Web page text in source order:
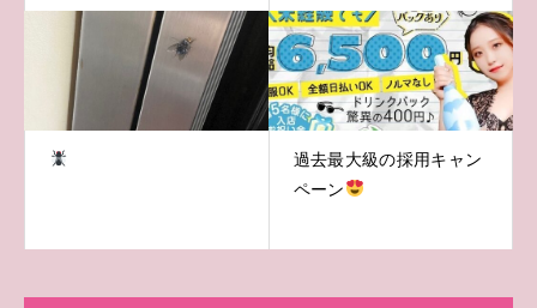
過去最大級の採用キャン
ペーン